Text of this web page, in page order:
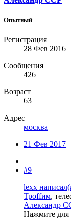
Опытный
Регистрация
28 Фев 2016
Сообщения
426
Возраст
63
Адрес
москва
21 Фев 2017
#9
lexx
Троffим,
Александр
Нажмите для